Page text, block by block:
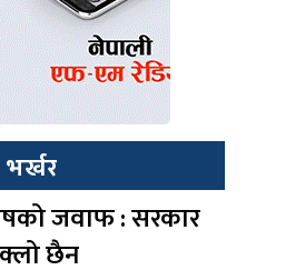
भर्खर
जवाफ : सरकार
छैन